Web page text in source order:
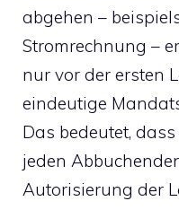
abgehen –
Stromrechnung –
nur vor der ersten
eindeutige
Das bedeutet,
jeden
Autorisierung der